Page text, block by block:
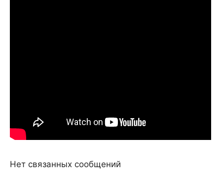
Нет связанных сообщений